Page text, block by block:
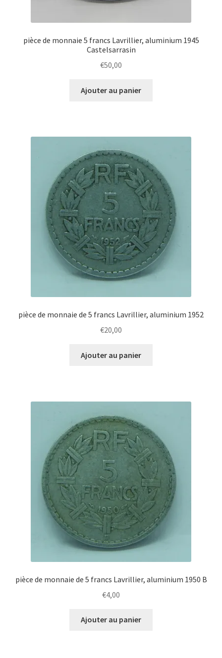
pièce de monnaie 5 francs Lavrillier, aluminium 1945
Castelsarrasin
€50,00
Ajouter au panier
pièce de monnaie de 5 francs Lavrillier, aluminium 1952
€20,00
Ajouter au panier
pièce de monnaie de 5 francs Lavrillier, aluminium 1950 B
€4,00
Ajouter au panier